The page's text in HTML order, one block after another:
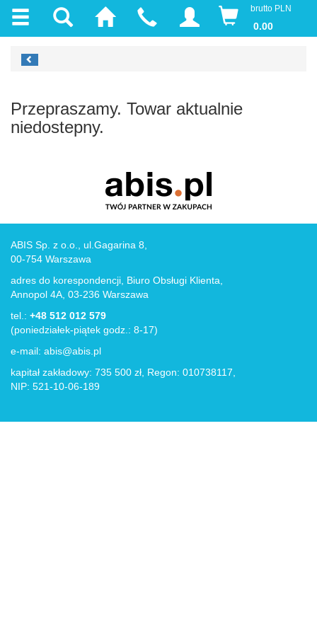
brutto PLN
0.00
Przepraszamy. Towar aktualnie
niedostepny.
ABIS Sp. z o.o., ul.Gagarina 8,
00-754 Warszawa
adres do korespondencji, Biuro Obsługi Klienta,
Annopol 4A, 03-236 Warszawa
tel.: +48 512 012 579
(poniedziałek-piątek godz.: 8-17)
e-mail: abis@abis.pl
kapitał zakładowy: 735 500 zł, Regon: 010738117,
NIP: 521-10-06-189